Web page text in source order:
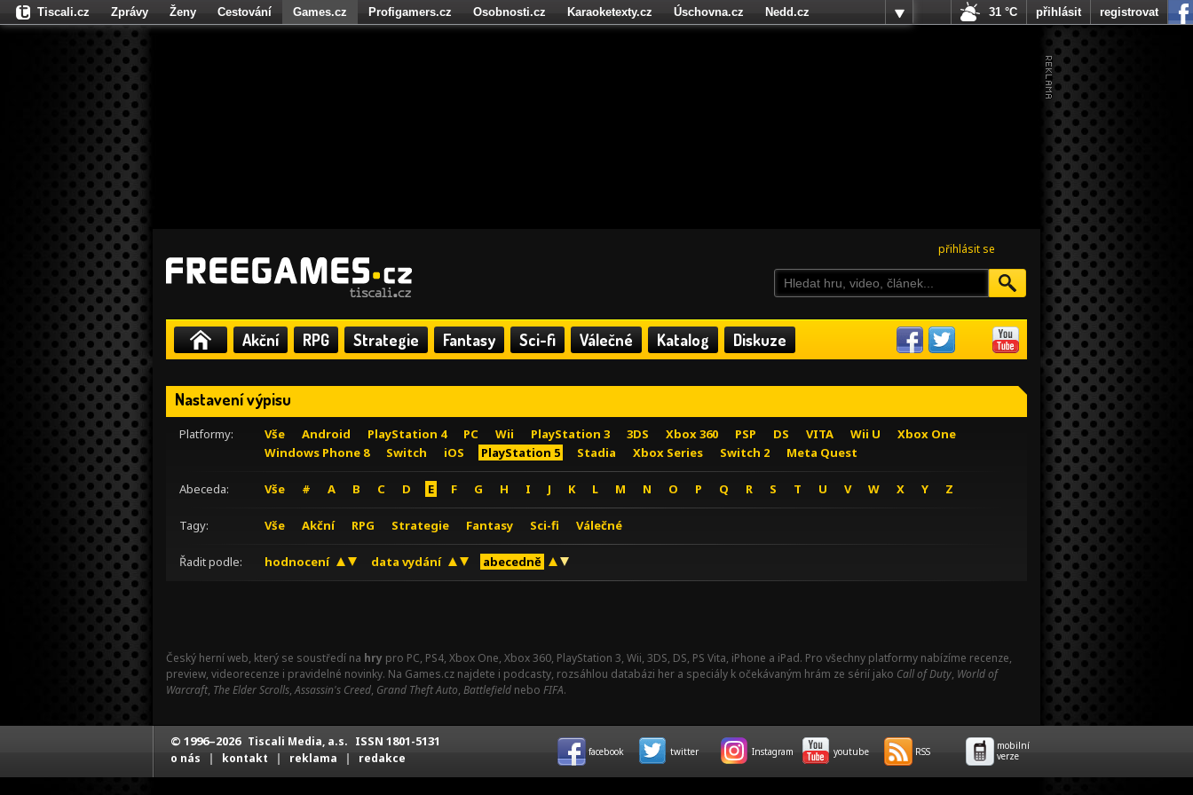
přihlásit se
Akční RPG Strategie Fantasy Sci-fi Válečné Katalog Diskuze
Nastavení výpisu
Platformy: Vše Android PlayStation 4 PC Wii PlayStation 3 3DS Xbox 360 PSP DS VITA Wii U
Xbox One
Windows Phone 8
Switch iOS PlayStation 5 Stadia Xbox Series Switch 2 Meta Quest
Abeceda: Vše # A B C D E F G H I J K L M N O P Q R S T U V W X Y Z
Tagy: Vše Akční RPG Strategie Fantasy Sci-fi Válečné
Řadit podle: hodnocení data vydání abecedně
Český herní web, který se soustředí na hry pro PC, PS4, Xbox One, Xbox 360, PlayStation 3, Wii, 3DS, DS, PS Vita, iPhone a iPad. Pro všechny platformy nabízíme recenze,
preview, videorecenze i pravidelné novinky. Na Games.cz najdete i podcasty, rozsáhlou databázi her a speciály k očekávaným hrám ze sérií jako Call of Duty, World of
Warcraft, The Elder Scrolls,Assassin's Creed, Grand Theft Auto, Battlefield nebo FIFA.
Tiscali.cz Zprávy Ženy Cestování Games.cz Profigamers.cz Osobnosti.cz Karaoketexty.cz Úschovna.cz
Nedd.cz
Fights.cz
31 °C přihlásit registrovat
© 1996–2026 Tiscali Media, a.s. ISSN 1801-5131
o nás | kontakt | reklama | redakce facebook twitter Instagram youtube RSS
mobilní
verze